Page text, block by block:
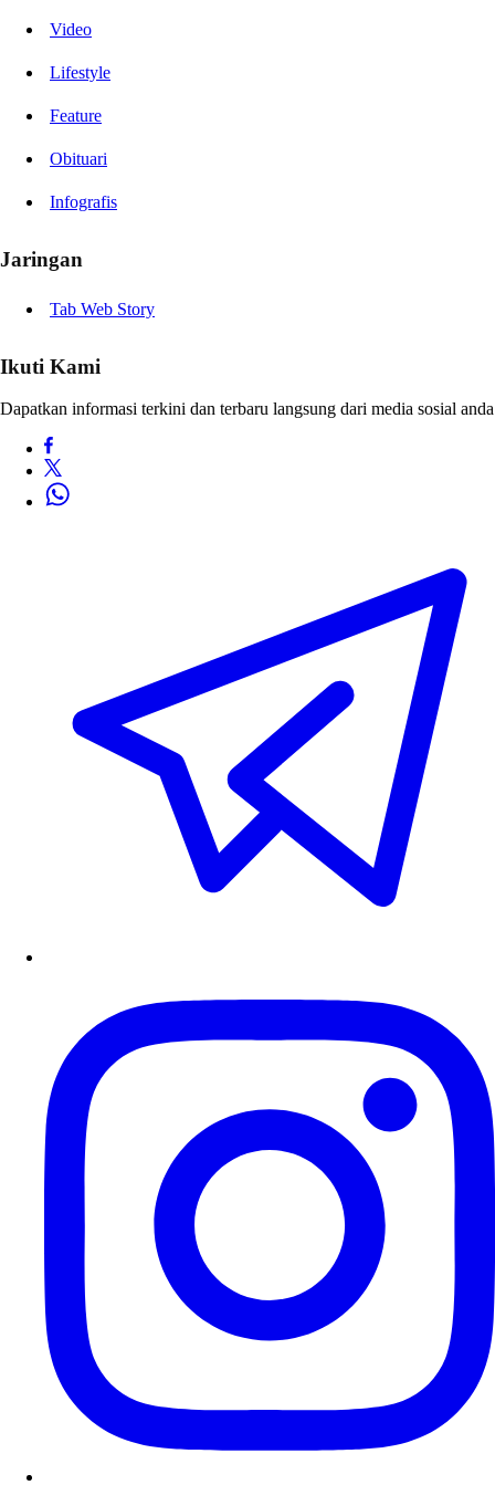
Video
Lifestyle
Feature
Obituari
Infografis
Jaringan
Tab Web Story
Ikuti Kami
Dapatkan informasi terkini dan terbaru langsung dari media sosial anda